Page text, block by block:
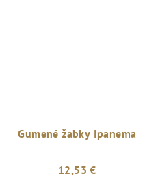
Gumené žabky Ipanema
12,53 €